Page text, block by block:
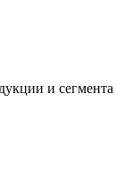
и